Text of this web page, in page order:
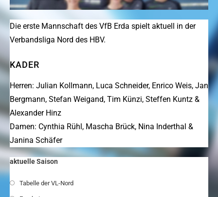
Die erste Mannschaft des VfB Erda spielt aktuell in der
Verbandsliga Nord des HBV.
KADER
Herren: Julian Kollmann, Luca Schneider, Enrico Weis, Jan
Bergmann, Stefan Weigand, Tim Künzi, Steffen Kuntz &
Alexander Hinz
Damen: Cynthia Rühl, Mascha Brück, Nina Inderthal &
Janina Schäfer
aktuelle Saison
Tabelle der VL-Nord